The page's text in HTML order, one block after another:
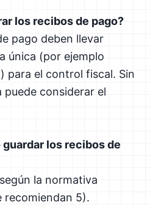
los recibos de pago?
pago deben llevar
única (por ejemplo
para el control fiscal. Sin
puede considerar el
los recibos de
la normativa
recomiendan 5).